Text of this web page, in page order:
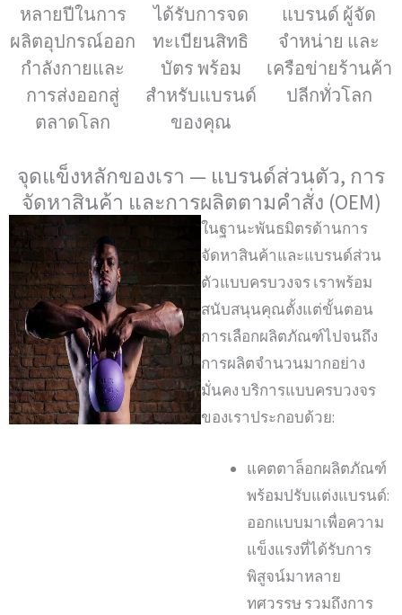
หลายปีในการ
ผลิตอุปกรณ์ออก
กำลังกายและ
การส่งออกสู่
ตลาดโลก
ได้รับการจด
ทะเบียนสิทธิ
บัตร พร้อม
สำหรับแบรนด์
ของคุณ
แบรนด์ ผู้จัด
จำหน่าย และ
เครือข่ายร้านค้า
ปลีกทั่วโลก
จุดแข็งหลักของเรา — แบรนด์ส่วนตัว, การ
จัดหาสินค้า และการผลิตตามคำสั่ง (OEM)
ในฐานะพันธมิตรด้านการ
จัดหาสินค้าและแบรนด์ส่วน
ตัวแบบครบวงจร เราพร้อม
สนับสนุนคุณตั้งแต่ขั้นตอน
การเลือกผลิตภัณฑ์ไปจนถึง
การผลิตจำนวนมากอย่าง
มั่นคง บริการแบบครบวงจร
ของเราประกอบด้วย:
แคตตาล็อกผลิตภัณฑ์
พร้อมปรับแต่งแบรนด์:
ออกแบบมาเพื่อความ
แข็งแรงที่ได้รับการ
พิสูจน์มาหลาย
ทศวรรษ รวมถึงการ